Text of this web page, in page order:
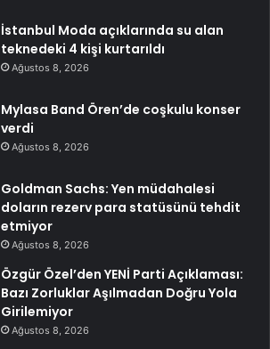
İstanbul Moda açıklarında su alan
teknedeki 4 kişi kurtarıldı
Ağustos 8, 2026
Mylasa Band Ören’de coşkulu konser
verdi
Ağustos 8, 2026
Goldman Sachs: Yen müdahalesi
doların rezerv para statüsünü tehdit
etmiyor
Ağustos 8, 2026
Özgür Özel’den YENİ Parti Açıklaması:
Bazı Zorluklar Aşılmadan Doğru Yola
Girilemiyor
Ağustos 8, 2026